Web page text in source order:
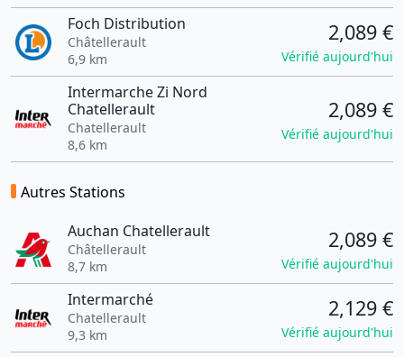
Foch Distribution
Châtellerault
6,9 km
2,089 €
Vérifié aujourd'hui
Intermarche Zi Nord
Chatellerault
Chatellerault
8,6 km
2,089 €
Vérifié aujourd'hui
Autres Stations
Auchan Chatellerault
Châtellerault
8,7 km
2,089 €
Vérifié aujourd'hui
Intermarché
Chatellerault
9,3 km
2,129 €
Vérifié aujourd'hui